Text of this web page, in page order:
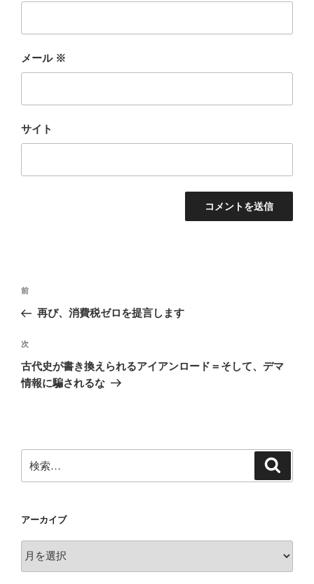
メール ※
サイト
投
ナ
ビ
ゲ
ー
前
の
稿
前
再び、消費税ゼロを提言します
次
の
投
次
古代史が書き換えられるアイアンロード＝そして、デマ
情報に騙されるな
索:
アーカイブ
ー